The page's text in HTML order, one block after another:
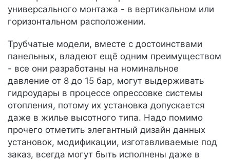
универсального монтажа - в вертикальном или
горизонтальном расположении.
Трубчатые модели, вместе с достоинствами
панельных, владеют ещё одним преимуществом
- все они разработаны на номинальное
давление от 8 до 15 бар, могут выдерживать
гидроудары в процессе опрессовке системы
отопления, потому их установка допускается
даже в жилье высотного типа. Надо помимо
прочего отметить элегантный дизайн данных
установок, модификации, изготавливаемые под
заказ, всегда могут быть исполнены даже в